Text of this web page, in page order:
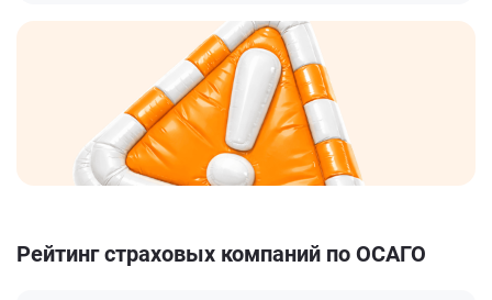
Рейтинг страховых компаний по ОСАГО